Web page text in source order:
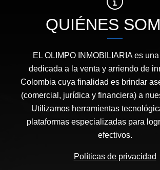
QUIÉNES
EL OLIMPO INMOBILIARIA es
dedicada a la venta y arriendo de
Colombia cuya finalidad es brindar
(comercial, jurídica y financiera) a
Utilizamos herramientas
plataformas especializadas para
efectivos.
Políticas de privacidad